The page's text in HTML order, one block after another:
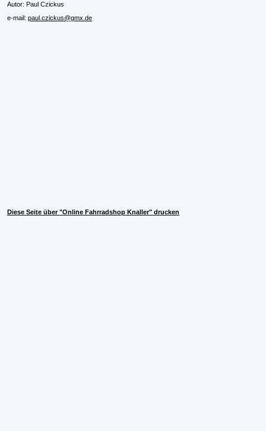
Autor: Paul Czickus
e-mail: paul.czickus@gmx.de
Diese Seite über "Online Fahrradshop Knaller" drucken